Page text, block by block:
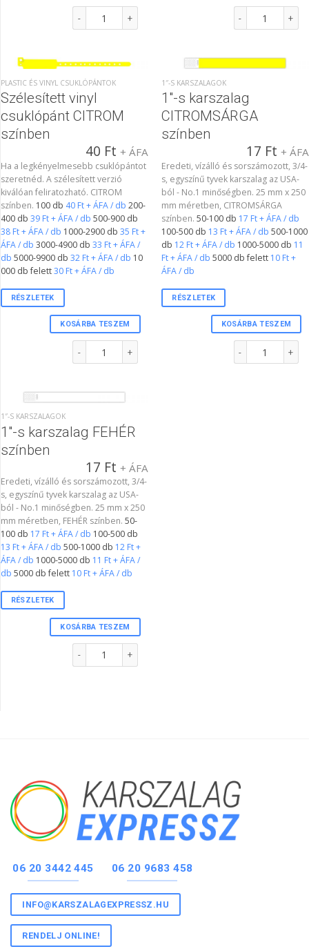
PLASTIC ÉS VINYL CSUKLÓPÁNTOK
Szélesített vinyl
csuklópánt CITROM
színben
40 Ft + ÁFA
Ha a legkényelmesebb csuklópántot
szeretnéd. A szélesített verzió
kiválóan feliratozható. CITROM
színben. 100 db 40 Ft + ÁFA / db 200-
400 db 39 Ft + ÁFA / db 500-900 db
38 Ft + ÁFA / db 1000-2900 db 35 Ft +
ÁFA / db 3000-4900 db 33 Ft + ÁFA /
db 5000-9900 db 32 Ft + ÁFA / db 10
000 db felett30 Ft + ÁFA / db
RÉSZLETEK
KOSÁRBA TESZEM
1″-S KARSZALAGOK
1″-s karszalag
CITROMSÁRGA
színben
17 Ft + ÁFA
Eredeti, vízálló és sorszámozott, 3/4-
s, egyszínű tyvek karszalag az USA-
ból - No.1 minőségben. 25 mm x 250
mm méretben, CITROMSÁRGA
színben.50-100 db 17 Ft + ÁFA / db
100-500 db 13 Ft + ÁFA / db 500-1000
db 12 Ft + ÁFA / db 1000-5000 db 11
Ft + ÁFA / db 5000 db felett 10 Ft +
ÁFA / db
RÉSZLETEK
KOSÁRBA TESZEM
1″-S KARSZALAGOK
1″-s karszalag FEHÉR
színben
17 Ft + ÁFA
Eredeti, vízálló és sorszámozott, 3/4-
s, egyszínű tyvek karszalag az USA-
ból - No.1 minőségben. 25 mm x 250
mm méretben, FEHÉR színben. 50-
100 db 17 Ft + ÁFA / db 100-500 db
13 Ft + ÁFA / db 500-1000 db 12 Ft +
ÁFA / db 1000-5000 db 11 Ft + ÁFA /
db 5000 db felett 10 Ft + ÁFA / db
RÉSZLETEK
KOSÁRBA TESZEM
1"-s karszalag FEHÉR színben mennyiség
06 20 3442 445 06 20 9683 458
INFO@KARSZALAGEXPRESSZ.HU
RENDELJ ONLINE!